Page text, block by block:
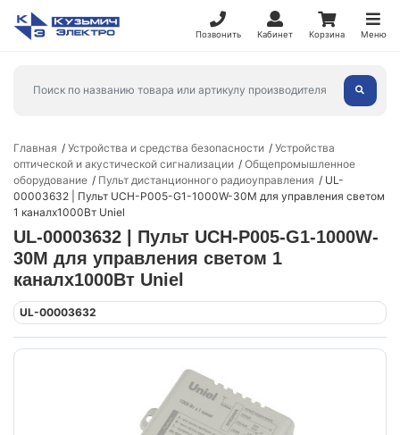
Позвонить Кабинет Корзина Меню
Главная Устройства и средства безопасности
Устройства
оптической и акустической сигнализации
Общепромышленное
оборудование
Пульт дистанционного радиоуправления
UL-
00003632 | Пульт UCH-P005-G1-1000W-30M для управления светом
1 каналх1000Вт Uniel
UL-00003632 | Пульт UCH-P005-G1-1000W-
30M для управления светом 1
каналх1000Вт Uniel
UL-00003632